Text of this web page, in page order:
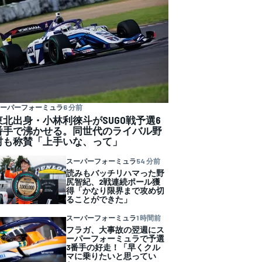
パーフォーミュラ6 分前
北出身・小林利徠斗がSUGO戦予選6
手で沸かせる。同世代のライバル野
も称賛「上手いな、って」
スーパーフォーミュラ54 分前
読みもバッチリハマった野
尻智紀、2戦連続ポール獲
得「かなり限界まで攻め切
ることができた」
スーパーフォーミュラ1 時間前
フラガ、大事故の翌週にス
ーパーフォーミュラで予選
3番手の好走！「早くクル
マに乗りたいと思ってい